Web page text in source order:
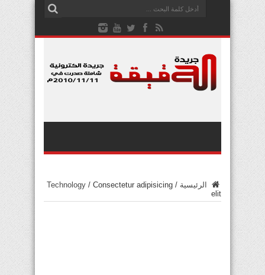
الرئيسية /
Technology / Consectetur adipisicing
elit